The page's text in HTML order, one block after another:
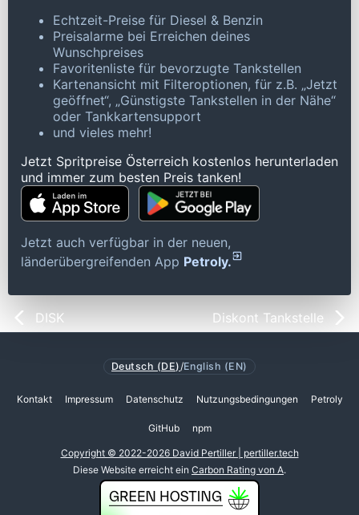
Echtzeit-Preise für Diesel & Benzin
Preisalarme bei Erreichen deines
Wunschpreises
Favoritenliste für bevorzugte Tankstellen
Kartenansicht mit Filteroptionen, für z.B. „Jetzt
geöffnet“, „Günstigste Tankstellen in der Nähe“
oder Tankkartensupport
und vieles mehr!
Jetzt Spritpreise Österreich kostenlos herunterladen
und immer zum besten Preis tanken!
Jetzt auch verfügbar in der neuen,
länderübergreifenden App Petroly.
DISK Diskont Tankstelle
Deutsch (DE)/English (EN)
Kontakt Impressum Datenschutz Nutzungsbedingungen Petroly
GitHub npm
Copyright © 2022-2026 David Pertiller | pertiller.tech
Diese Website erreicht ein Carbon Rating von A.